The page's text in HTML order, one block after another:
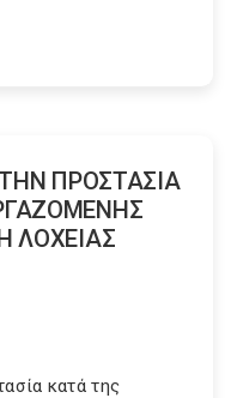
ΠΡΟΣΤΑΣΙΑ
ΛΟΧΕΙΑΣ
κατά της